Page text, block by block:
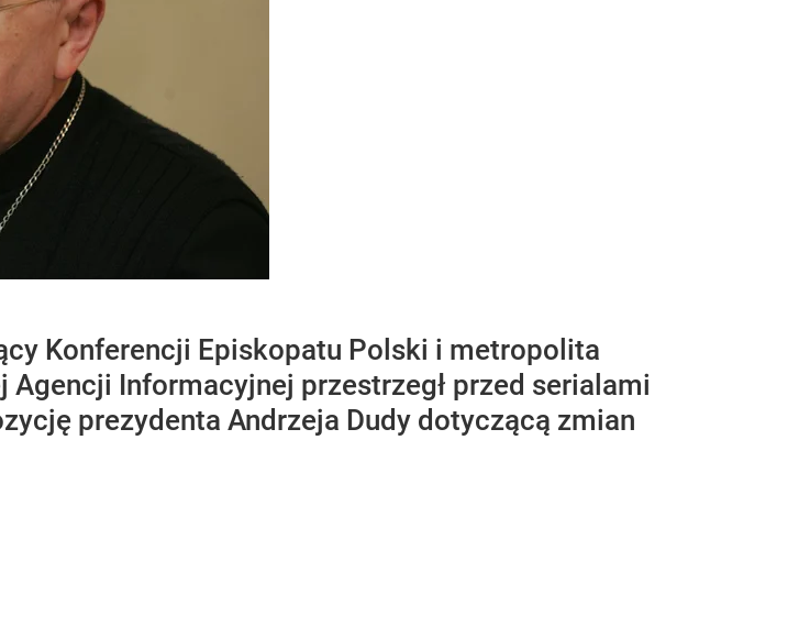
Konferencji Episkopatu Polski i metropolita
Informacyjnej przestrzegł przed serialami
prezydenta Andrzeja Dudy dotyczącą zmian